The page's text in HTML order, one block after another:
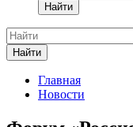
Найти
Найти
Главная
Новости